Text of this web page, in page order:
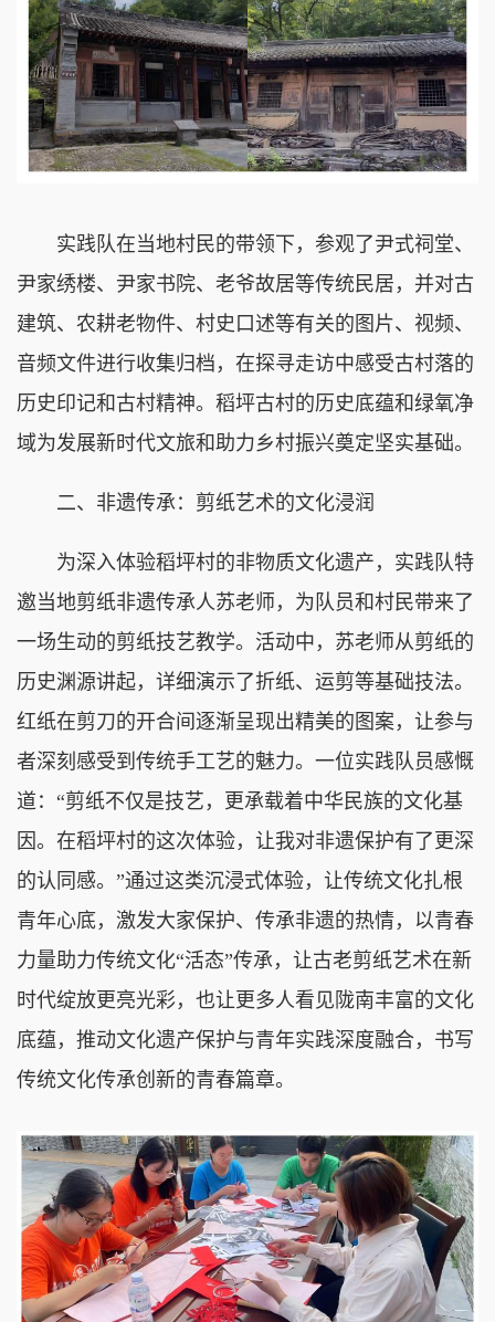
实践队在当地村民的带领下，参观了尹式祠堂、
尹家绣楼、尹家书院、老爷故居等传统民居，并对古
建筑、农耕老物件、村史口述等有关的图片、视频、
音频文件进行收集归档，在探寻走访中感受古村落的
历史印记和古村精神。稻坪古村的历史底蕴和绿氧净
域为发展新时代文旅和助力乡村振兴奠定坚实基础。
二、非遗传承：剪纸艺术的文化浸润
为深入体验稻坪村的非物质文化遗产，实践队特
邀当地剪纸非遗传承人苏老师，为队员和村民带来了
一场生动的剪纸技艺教学。活动中，苏老师从剪纸的
历史渊源讲起，详细演示了折纸、运剪等基础技法。
红纸在剪刀的开合间逐渐呈现出精美的图案，让参与
者深刻感受到传统手工艺的魅力。一位实践队员感慨
道：“剪纸不仅是技艺，更承载着中华民族的文化基
因。在稻坪村的这次体验，让我对非遗保护有了更深
的认同感。”通过这类沉浸式体验，让传统文化扎根
青年心底，激发大家保护、传承非遗的热情，以青春
力量助力传统文化“活态”传承，让古老剪纸艺术在新
时代绽放更亮光彩，也让更多人看见陇南丰富的文化
底蕴，推动文化遗产保护与青年实践深度融合，书写
传统文化传承创新的青春篇章。